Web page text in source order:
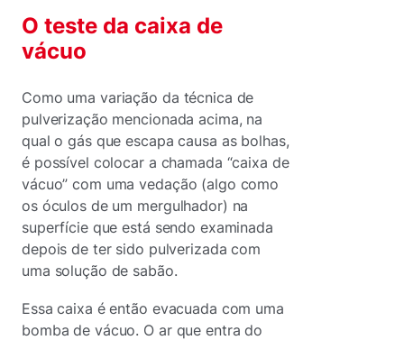
O teste da caixa de
vácuo
Como uma variação da técnica de
pulverização mencionada acima, na
qual o gás que escapa causa as bolhas,
é possível colocar a chamada “caixa de
vácuo” com uma vedação (algo como
os óculos de um mergulhador) na
superfície que está sendo examinada
depois de ter sido pulverizada com
uma solução de sabão.
Essa caixa é então evacuada com uma
bomba de vácuo. O ar que entra do